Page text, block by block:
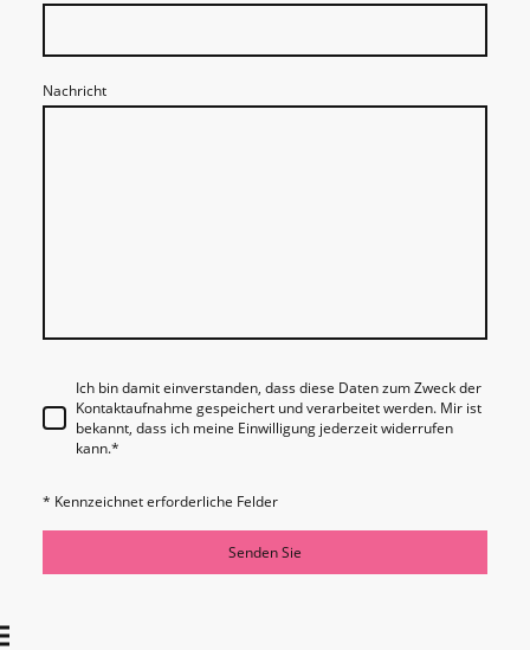
Nachricht
Ich bin damit einverstanden, dass diese Daten zum Zweck der
Kontaktaufnahme gespeichert und verarbeitet werden. Mir ist
bekannt, dass ich meine Einwilligung jederzeit widerrufen
kann.*
* Kennzeichnet erforderliche Felder
Senden Sie